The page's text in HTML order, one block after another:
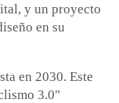
y un proyecto
en su
en 2030. Este
3.0"